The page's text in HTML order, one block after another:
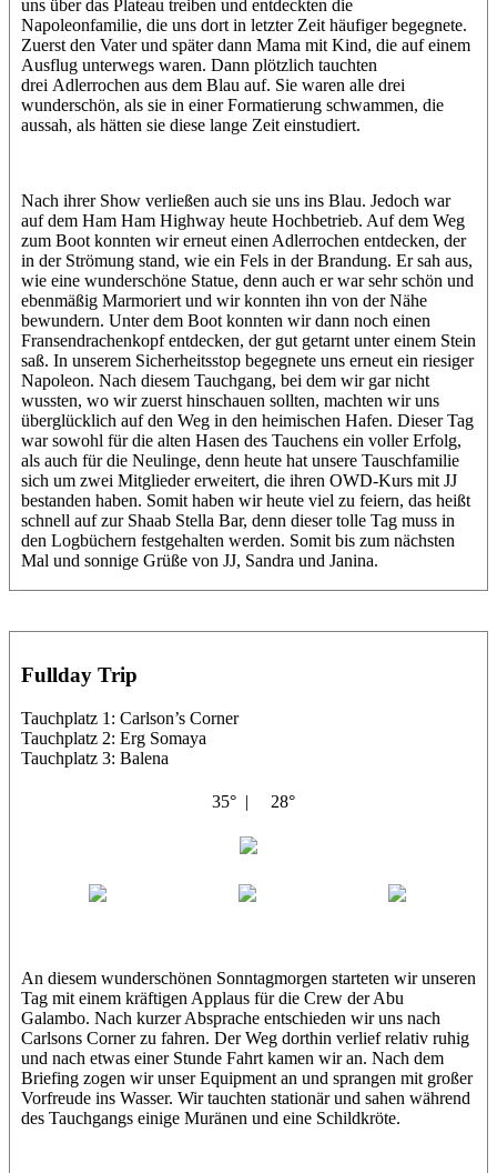
uns über das Plateau treiben und entdeckten die
Napoleonfamilie, die uns dort in letzter Zeit häufiger begegnete.
Zuerst den Vater und später dann Mama mit Kind, die auf einem
Ausflug unterwegs waren. Dann plötzlich tauchten
drei Adlerrochen aus dem Blau auf. Sie waren alle drei
wunderschön, als sie in einer Formatierung schwammen, die
aussah, als hätten sie diese lange Zeit einstudiert.
Nach ihrer Show verließen auch sie uns ins Blau. Jedoch war
auf dem Ham Ham Highway heute Hochbetrieb. Auf dem Weg
zum Boot konnten wir erneut einen Adlerrochen entdecken, der
in der Strömung stand, wie ein Fels in der Brandung. Er sah aus,
wie eine wunderschöne Statue, denn auch er war sehr schön und
ebenmäßig Marmoriert und wir konnten ihn von der Nähe
bewundern. Unter dem Boot konnten wir dann noch einen
Fransendrachenkopf entdecken, der gut getarnt unter einem Stein
saß. In unserem Sicherheitsstop begegnete uns erneut ein riesiger
Napoleon. Nach diesem Tauchgang, bei dem wir gar nicht
wussten, wo wir zuerst hinschauen sollten, machten wir uns
überglücklich auf den Weg in den heimischen Hafen. Dieser Tag
war sowohl für die alten Hasen des Tauchens ein voller Erfolg,
als auch für die Neulinge, denn heute hat unsere Tauschfamilie
sich um zwei Mitglieder erweitert, die ihren OWD-Kurs mit JJ
bestanden haben. Somit haben wir heute viel zu feiern, das heißt
schnell auf zur Shaab Stella Bar, denn dieser tolle Tag muss in
den Logbüchern festgehalten werden. Somit bis zum nächsten
Mal und sonnige Grüße von JJ, Sandra und Janina.
Fullday Trip
Tauchplatz 1: Carlson’s Corner
Tauchplatz 2: Erg Somaya
Tauchplatz 3: Balena
35° | 28°
An diesem wunderschönen Sonntagmorgen starteten wir unseren
Tag mit einem kräftigen Applaus für die Crew der Abu
Galambo. Nach kurzer Absprache entschieden wir uns nach
Carlsons Corner zu fahren. Der Weg dorthin verlief relativ ruhig
und nach etwas einer Stunde Fahrt kamen wir an. Nach dem
Briefing zogen wir unser Equipment an und sprangen mit großer
Vorfreude ins Wasser. Wir tauchten stationär und sahen während
des Tauchgangs einige Muränen und eine Schildkröte.